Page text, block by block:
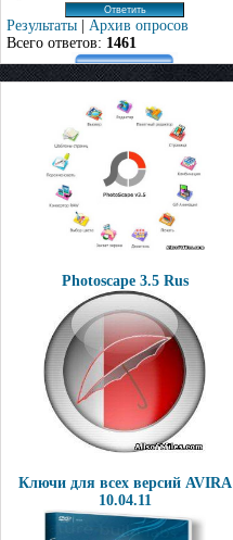
Результаты | Архив опросов
Всего ответов: 1461
Photoscape 3.5 Rus
Ключи для всех версий AVIRA
10.04.11